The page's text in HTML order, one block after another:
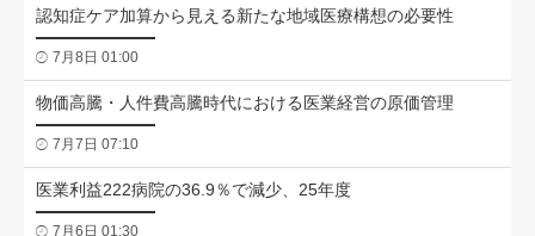
認知症ケア加算から見える新たな地域医療構想の必要性
7月8日 01:00
物価高騰・人件費高騰時代における医業経営の原価管理
7月7日 07:10
医業利益222病院の36.9％で減少、25年度
7月6日 01:30